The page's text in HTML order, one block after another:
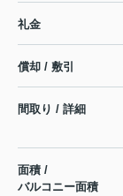
礼金
償却 / 敷引
間取り / 詳細
面積 /
バルコニー面積